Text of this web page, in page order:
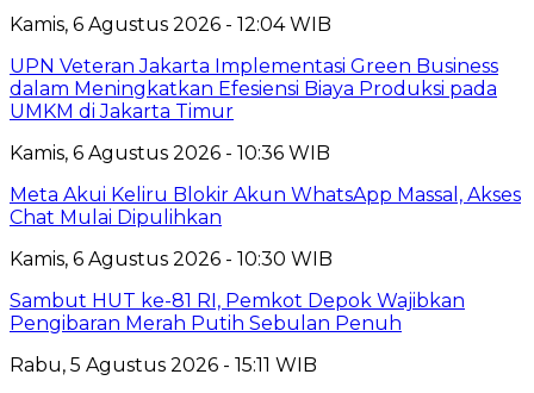
Kamis, 6 Agustus 2026 - 12:04 WIB
UPN Veteran Jakarta Implementasi Green Business
dalam Meningkatkan Efesiensi Biaya Produksi pada
UMKM di Jakarta Timur
Kamis, 6 Agustus 2026 - 10:36 WIB
Meta Akui Keliru Blokir Akun WhatsApp Massal, Akses
Chat Mulai Dipulihkan
Kamis, 6 Agustus 2026 - 10:30 WIB
Sambut HUT ke-81 RI, Pemkot Depok Wajibkan
Pengibaran Merah Putih Sebulan Penuh
Rabu, 5 Agustus 2026 - 15:11 WIB